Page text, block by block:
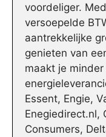
voordeliger.
versoepelde
aantrekkelijke
genieten van
maakt je
Essent, Engie,
Enegiedirect.nl,
Consumers,